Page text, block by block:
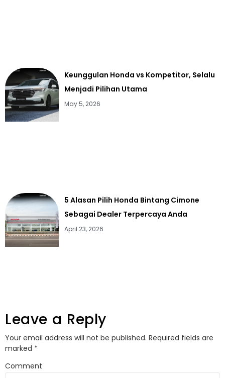
Keunggulan Honda vs Kompetitor, Selalu
Menjadi Pilihan Utama
May 5, 2026
5 Alasan Pilih Honda Bintang Cimone
Sebagai Dealer Terpercaya Anda
April 23, 2026
Leave a Reply
Your email address will not be published. Required fields are
marked *
Comment